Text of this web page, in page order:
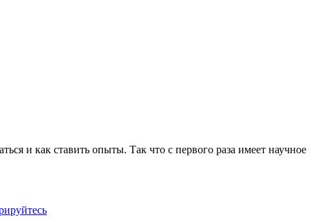
и как ставить опыты. Так что с первого раза имеет научное